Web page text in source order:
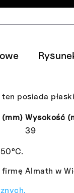
posiada
(mm) Wysokość
39
Almath w